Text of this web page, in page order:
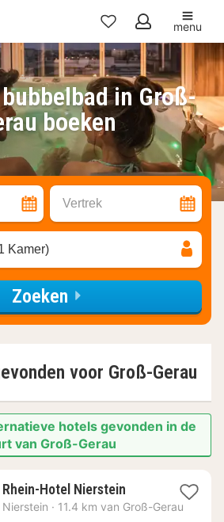
Mijn
favorieten
menu
in Groß-
boeken
Vertrek
Kamer)
Zoeken
voor Groß-Gerau
hotels gevonden in de
van Groß-Gerau
Rhein-Hotel Nierstein1
nacht
Nierstein · 11.4 km van Groß-Gerau